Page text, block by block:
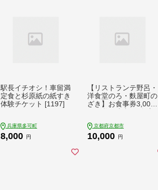
駅長イチオシ！車留満
定食と杉原紙の紙すき
体験チケット [1197]
兵庫県多可町
8,000 円
【リストランテ野呂・
洋食堂のろ・麩屋町の
ざき】お食事券3,000
舗で使える共通食事券
イタリアン/洋食/和食
京都府京都市
10,000 円